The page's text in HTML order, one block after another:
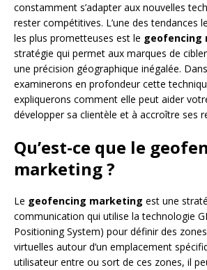
constamment s’adapter aux nouvelles
rester compétitives. L’une des tendances
les plus prometteuses est le geofencing
stratégie qui permet aux marques de
une précision géographique inégalée.
examinerons en profondeur cette
expliquerons comment elle peut aider
développer sa clientèle et à accroître ses
Qu’est-ce que le
marketing ?
Le geofencing marketing est une
communication qui utilise la technologie
Positioning System) pour définir des
virtuelles autour d’un emplacement
utilisateur entre ou sort de ces zones, il